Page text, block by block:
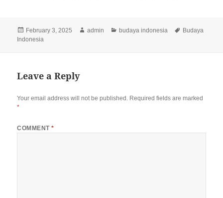
Posted
on
February 3, 2025 Author
admin Categories
budaya indonesia Tags
Budaya
Indonesia
Leave a Reply
Your email address will not be published. Required fields are marked
*
COMMENT*